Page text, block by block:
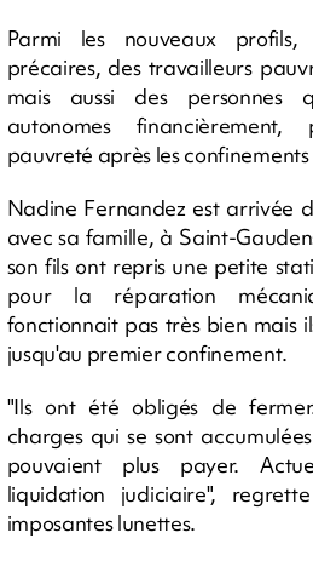
Parmi les nouveaux
précaires, des travailleurs
mais aussi des personnes
autonomes
pauvreté après les confinements
Nadine Fernandez est arrivée
avec sa famille, à Saint-
son fils ont repris une petite
pour la réparation
fonctionnait pas très bien mais
jusqu'au premier confinement.
"Ils ont été obligés de
charges qui se sont
pouvaient plus payer.
liquidation judiciaire",
imposantes lunettes.